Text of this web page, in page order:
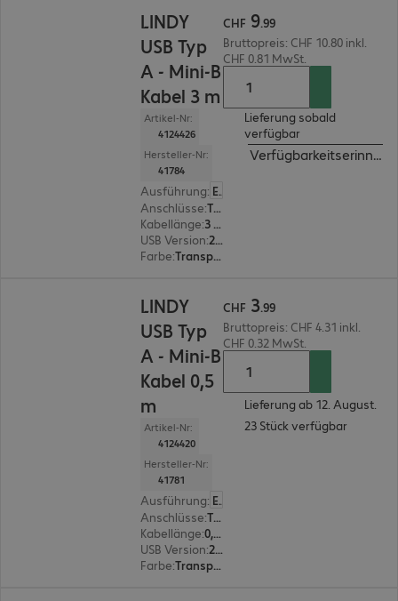
LINDY
USB Typ
A - Mini-B
Kabel 3 m
Artikel-Nr:
4124426
Hersteller-Nr:
41784
Ausführung:
Europäisch
Anschlüsse: Typ A | Typ Mini-B
Kabellänge:
3 m
USB Version: 2.0
Farbe: Transparent
CHF 9.99
Bruttopreis: CHF 10.80 inkl.
CHF 0.81 MwSt.
Lieferung sobald
verfügbar
LINDY
USB Typ
A - Mini-B
Kabel 0,5
m
Artikel-Nr:
4124420
Hersteller-Nr:
41781
Ausführung:
Europäisch
Anschlüsse: Typ A | Typ Mini-B
Kabellänge:
0,5 m
USB Version: 2.0
Farbe: Transparent
CHF 3.99
Bruttopreis: CHF 4.31 inkl.
CHF 0.32 MwSt.
Lieferung ab 12. August.
23 Stück verfügbar